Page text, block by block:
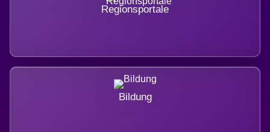
Regionsportale
Bildung